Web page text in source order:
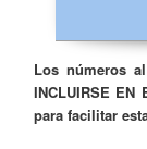
Los números
INCLUIRSE EN
para facilitar